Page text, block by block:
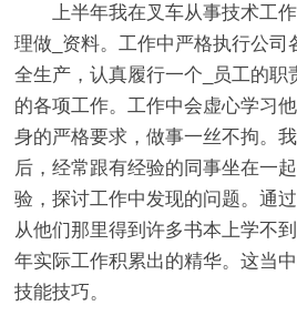
上半年我在叉车从事技术工
理做_资料。工作中严格执行公司
全生产，认真履行一个_员工的职
的各项工作。工作中会虚心学习
身的严格要求，做事一丝不拘。
后，经常跟有经验的同事坐在一
验，探讨工作中发现的问题。通
从他们那里得到许多书本上学不
年实际工作积累出的精华。这当
技能技巧。